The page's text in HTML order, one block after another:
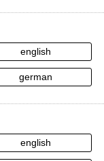
english
german
english